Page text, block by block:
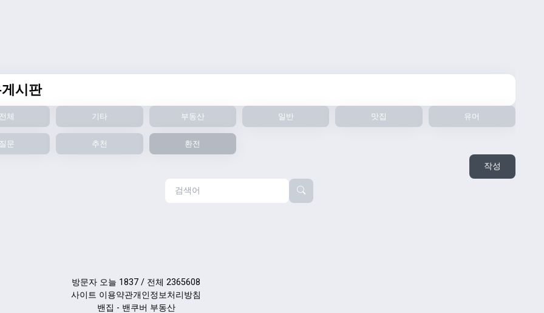
시판
체 기타 부동산 일반 맛집 유머
문 추천 환전
작성
방문자 오늘 1837 / 전체 2365608
사이트 이용약관개인정보처리방침
밴집 - 밴쿠버 부동산